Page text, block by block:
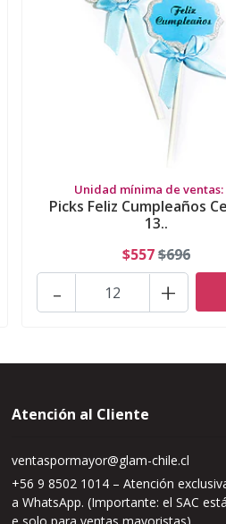
Unidad mínima de ventas:
Picks Feliz Cumpleaños
13..
$557$696
+
-
Atención al Cliente
ventaspormayor@glam-chile.cl
+56 9 8502 1014 – Atención
a WhatsApp. (Importante: el SAC